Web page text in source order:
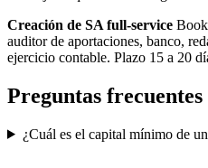
Creación de SA full-service
auditor de aportaciones, banco,
ejercicio contable. Plazo 15 a 20
Preguntas frecuentes
¿Cuál es el capital mínimo de